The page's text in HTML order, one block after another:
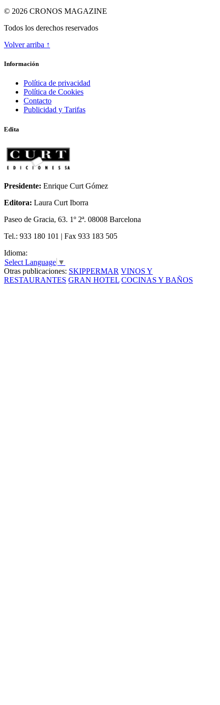
© 2026 CRONOS MAGAZINE
Todos los derechos reservados
Volver arriba ↑
Información
Política de privacidad
Política de Cookies
Contacto
Publicidad y Tarifas
Edita
Presidente: Enrique Curt Gómez
Editora: Laura Curt Iborra
Paseo de Gracia, 63. 1º 2ª. 08008 Barcelona
Tel.: 933 180 101 | Fax 933 183 505
Idioma:
Select Language ▼
Otras publicaciones: SKIPPERMAR VINOS Y
RESTAURANTES GRAN HOTEL COCINAS Y BAÑOS